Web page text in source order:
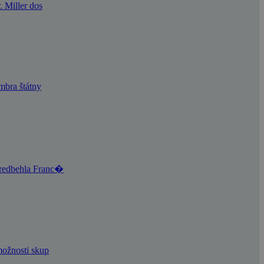
Miller dos
štátny
Franc�
skup